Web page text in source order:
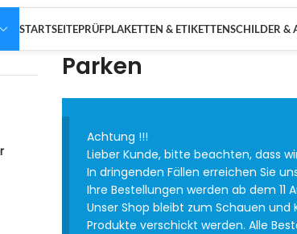
STARTSEITEPRÜFPLAKETTEN & ETIKETTENSCHILDER &
Parken
Achtung !!!
Lieber Kunde, bitte beachten, dass
In dringenden Fällen erreichen Sie
Ihre Bestellungen werden ab dem 11
Unser Shop bleibt zum Schauen
Produkte verschickt werden. Alle